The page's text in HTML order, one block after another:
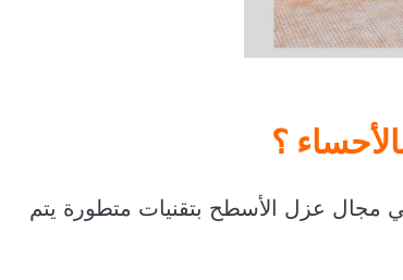
؟
عزل الأسطح بتقنيات متطورة يتم